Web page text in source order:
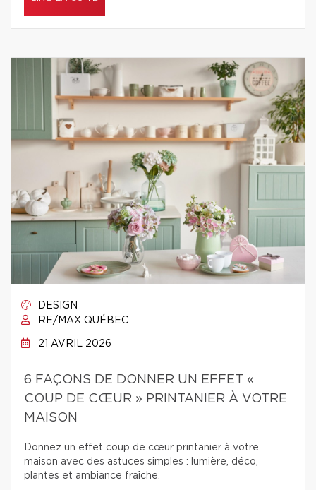
DESIGN
RE/MAX QUÉBEC
21 AVRIL 2026
6 FAÇONS DE DONNER UN EFFET «
COUP DE CŒUR » PRINTANIER À VOTRE
MAISON
Donnez un effet coup de cœur printanier à votre
maison avec des astuces simples : lumière, déco,
plantes et ambiance fraîche.